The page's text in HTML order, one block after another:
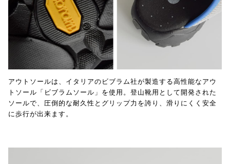
アウトソールは、イタリアのビブラム社が製造する高性能なアウ
トソール「ビブラムソール」を使用。登山靴用として開発された
ソールで、圧倒的な耐久性とグリップ力を誇り、滑りにくく安全
に歩行が出来ます。